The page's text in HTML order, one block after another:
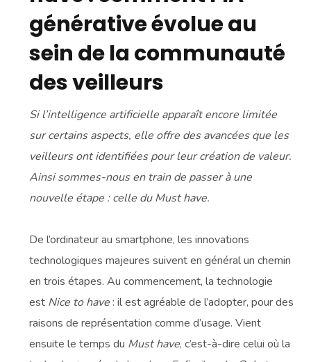
générative évolue au
sein de la communauté
des veilleurs
Si l’intelligence artificielle apparaît encore limitée
sur certains aspects, elle offre des avancées que les
veilleurs ont identifiées pour leur création de valeur.
Ainsi sommes-nous en train de passer à une
nouvelle étape : celle du Must have.
De l’ordinateur au smartphone, les innovations
technologiques majeures suivent en général un chemin
en trois étapes. Au commencement, la technologie
est Nice to have : il est agréable de l’adopter, pour des
raisons de représentation comme d’usage. Vient
ensuite le temps du Must have, c’est-à-dire celui où la